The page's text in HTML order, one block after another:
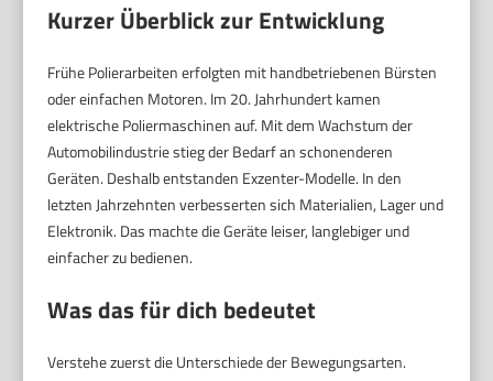
Kurzer Überblick zur Entwicklung
Frühe Polierarbeiten erfolgten mit handbetriebenen Bürsten
oder einfachen Motoren. Im 20. Jahrhundert kamen
elektrische Poliermaschinen auf. Mit dem Wachstum der
Automobilindustrie stieg der Bedarf an schonenderen
Geräten. Deshalb entstanden Exzenter-Modelle. In den
letzten Jahrzehnten verbesserten sich Materialien, Lager und
Elektronik. Das machte die Geräte leiser, langlebiger und
einfacher zu bedienen.
Was das für dich bedeutet
Verstehe zuerst die Unterschiede der Bewegungsarten.